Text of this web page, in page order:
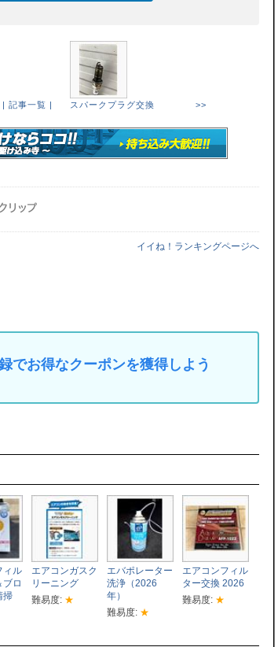
| 記事一覧 | スパークプラグ交換 >>
イイね！ランキングページへ
でお得なクーポンを獲得しよう
ィル
ブロ
掃
エアコンガスク
リーニング
難易度: ★
エバポレーター
洗浄（2026
年）
難易度: ★
エアコンフィル
ター交換 2026
難易度: ★